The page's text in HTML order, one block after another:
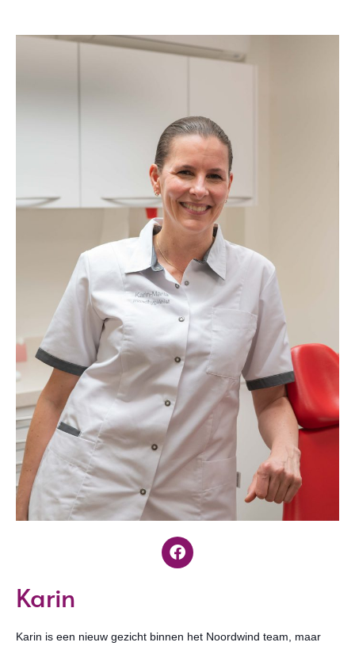
Karin
Karin is een nieuw gezicht binnen het Noordwind team, maar